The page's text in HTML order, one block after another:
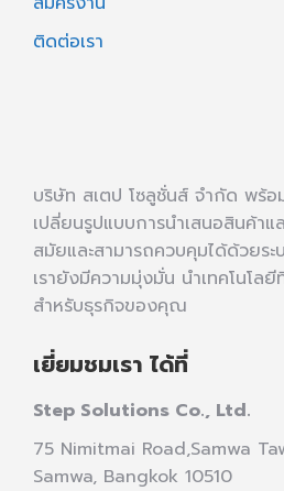
ติดต่อเรา
บริษัท สเตป โซลูชั่นส์ จำกัด พร้อ
เปลี่ยนรูปแบบการนำเสนอสินค้า
สมัยและสามารถควบคุมได้ด้วยร
เรายังมีความมุ่งมั่น นำเทคโนโล
สำหรับธุรกิจของคุณ
เยี่ยมชมเรา ได้ที่
Step Solutions Co., Ltd.
75 Nimitmai Road,Samwa
Samwa, Bangkok 10510